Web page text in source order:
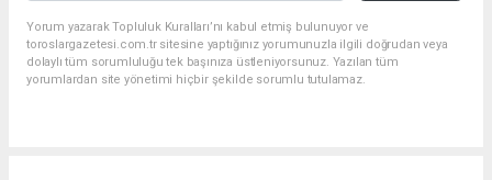
Yorum yazarak Topluluk Kuralları’nı kabul etmiş bulunuyor ve
toroslargazetesi.com.tr sitesine yaptığınız yorumunuzla ilgili doğrudan veya
dolaylı tüm sorumluluğu tek başınıza üstleniyorsunuz. Yazılan tüm
yorumlardan site yönetimi hiçbir şekilde sorumlu tutulamaz.